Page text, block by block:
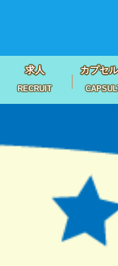
求人
RECRUIT
カプセ